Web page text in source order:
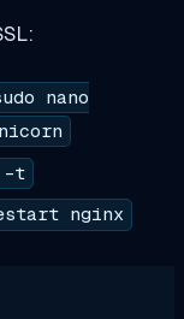
nano
-t
nginx